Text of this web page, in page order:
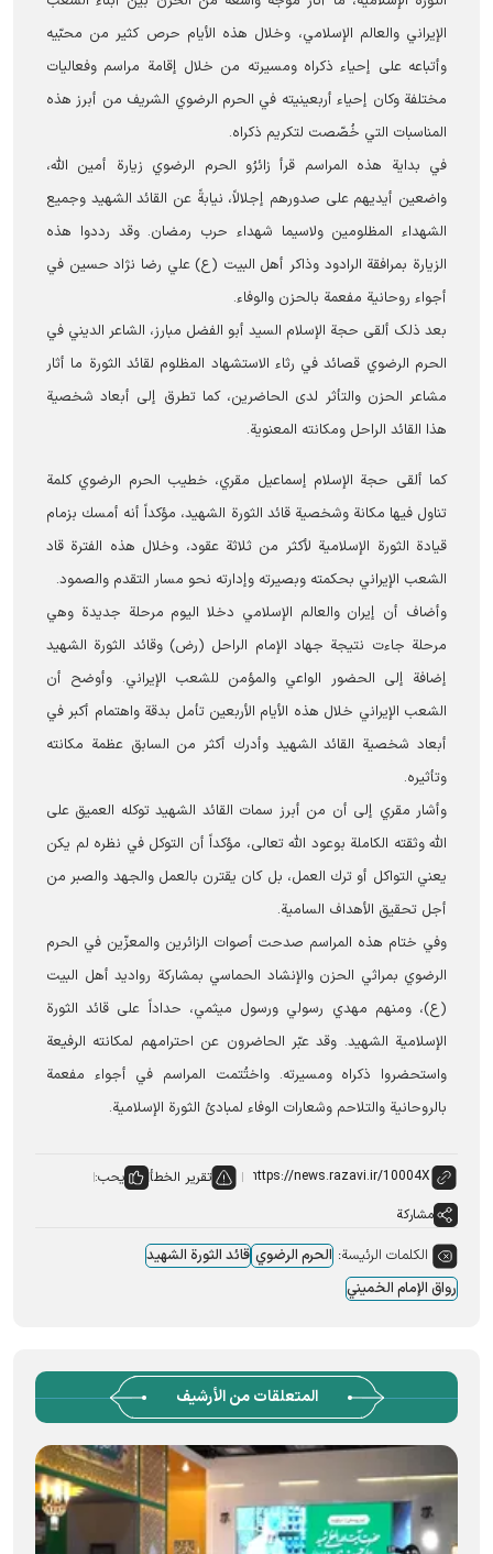
الإيراني والعالم الإسلامي، وخلال هذه الأيام حرص كثير من محبّيه
وأتباعه على إحياء ذكراه ومسيرته من خلال إقامة مراسم وفعاليات
مختلفة وكان إحياء أربعينيته في الحرم الرضوي الشریف من أبرز هذه
المناسبات التي خُصّصت لتكريم ذكراه.
في بدایة هذه المراسم قرأ زائرُو الحرم الرضوي زيارة أمين الله،
واضعين أيديهم على صدورهم إجلالاً، نيابةً عن القائد الشهيد وجميع
الشهداء المظلومين ولاسيما شهداء حرب رمضان. وقد رددوا هذه
الزيارة بمرافقة الرادود وذاكر أهل البيت (ع) علي رضا نژاد حسين في
أجواء روحانية مفعمة بالحزن والوفاء.
بعد ذلک ألقى حجة الإسلام السيد أبو الفضل مبارز، الشاعر الديني في
الحرم الرضوي قصائد في رثاء الاستشهاد المظلوم لقائد الثورة ما أثار
مشاعر الحزن والتأثر لدى الحاضرين، كما تطرق إلى أبعاد شخصية
هذا القائد الراحل ومكانته المعنوية.
كما ألقى حجة الإسلام إسماعيل مقري، خطيب الحرم الرضوي كلمة
تناول فيها مكانة وشخصية قائد الثورة الشهيد، مؤكداً أنه أمسك بزمام
قيادة الثورة الإسلامية لأكثر من ثلاثة عقود، وخلال هذه الفترة قاد
الشعب الإيراني بحكمته وبصيرته وإدارته نحو مسار التقدم والصمود.
وأضاف أن إيران والعالم الإسلامي دخلا اليوم مرحلة جديدة وهي
مرحلة جاءت نتيجة جهاد الإمام الراحل (رض) وقائد الثورة الشهيد
إضافة إلى الحضور الواعي والمؤمن للشعب الإيراني. وأوضح أن
الشعب الإيراني خلال هذه الأيام الأربعين تأمل بدقة واهتمام أكبر في
أبعاد شخصية القائد الشهيد وأدرك أكثر من السابق عظمة مكانته
وتأثيره.
وأشار مقري إلى أن من أبرز سمات القائد الشهيد توكله العميق على
الله وثقته الكاملة بوعود الله تعالى، مؤكداً أن التوكل في نظره لم يكن
يعني التواكل أو ترك العمل، بل كان يقترن بالعمل والجهد والصبر من
أجل تحقيق الأهداف السامية.
وفي ختام هذه المراسم صدحت أصوات الزائرين والمعزّين في الحرم
الرضوي بمراثي الحزن والإنشاد الحماسي بمشاركة رواديد أهل البيت
(ع)، ومنهم مهدي رسولي ورسول ميثمي، حداداً على قائد الثورة
الإسلامية الشهيد. وقد عبّر الحاضرون عن احترامهم لمکانته الرفيعة
واستحضروا ذكراه ومسيرته. واختُتمت المراسم في أجواء مفعمة
بالروحانية والتلاحم وشعارات الوفاء لمبادئ الثورة الإسلامية.
تقرير الخطأ
يحب:
مشاركة
الكلمات الرئيسة: الحرم الرضوي قائد الثورة الشهید
رواق الإمام الخمیني
المتعلقات من الأرشيف